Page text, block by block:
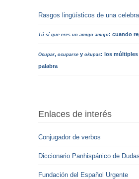
Rasgos lingüísticos de una
Tú sí que eres un amigo amigo: cuando
Ocupar,ocuparse yokupas: los múltiples
palabra
Enlaces de interés
Conjugador de verbos
Diccionario Panhispánico de Dudas
Fundación del Español Urgente